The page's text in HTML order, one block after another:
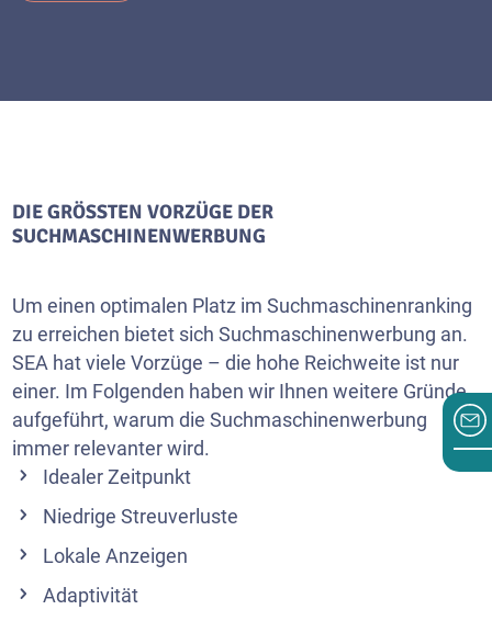
DIE GRÖSSTEN VORZÜGE DER S
UCHMASCHINENWERBUNG
Um einen optimalen Platz im Suchmaschinenranking
zu erreichen bietet sich Suchmaschinenwerbung an.
SEA hat viele Vorzüge – die hohe Reichweite ist nur
einer. Im Folgenden haben wir Ihnen weitere Gründe
aufgeführt, warum die Suchmaschinenwerbung
immer relevanter wird.
Idealer Zeitpunkt
Niedrige Streuverluste
Lokale Anzeigen
Adaptivität